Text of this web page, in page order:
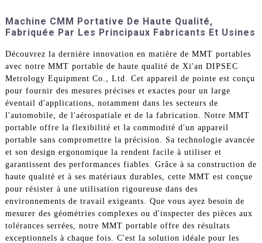
Machine CMM Portative De Haute Qualité,
Fabriquée Par Les Principaux Fabricants Et Usines
Découvrez la dernière innovation en matière de MMT portables
avec notre MMT portable de haute qualité de Xi'an DIPSEC
Metrology Equipment Co., Ltd. Cet appareil de pointe est conçu
pour fournir des mesures précises et exactes pour un large
éventail d'applications, notamment dans les secteurs de
l'automobile, de l'aérospatiale et de la fabrication. Notre MMT
portable offre la flexibilité et la commodité d'un appareil
portable sans compromettre la précision. Sa technologie avancée
et son design ergonomique la rendent facile à utiliser et
garantissent des performances fiables. Grâce à sa construction de
haute qualité et à ses matériaux durables, cette MMT est conçue
pour résister à une utilisation rigoureuse dans des
environnements de travail exigeants. Que vous ayez besoin de
mesurer des géométries complexes ou d'inspecter des pièces aux
tolérances serrées, notre MMT portable offre des résultats
exceptionnels à chaque fois. C'est la solution idéale pour les